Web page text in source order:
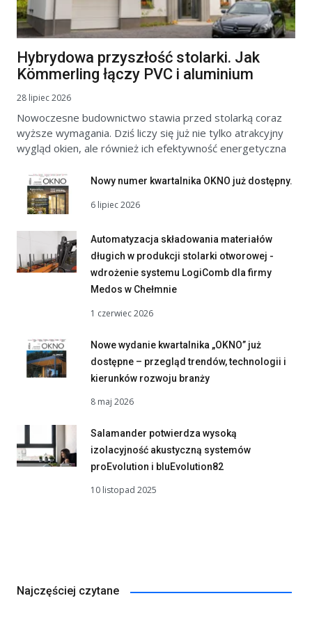
Hybrydowa przyszłość stolarki. Jak
Kömmerling łączy PVC i aluminium
28 lipiec 2026
Nowoczesne budownictwo stawia przed stolarką coraz
wyższe wymagania. Dziś liczy się już nie tylko atrakcyjny
wygląd okien, ale również ich efektywność energetyczna
Nowy numer kwartalnika OKNO już dostępny.
6 lipiec 2026
Automatyzacja składowania materiałów
długich w produkcji stolarki otworowej -
wdrożenie systemu LogiComb dla firmy
Medos w Chełmnie
1 czerwiec 2026
Nowe wydanie kwartalnika „OKNO” już
dostępne – przegląd trendów, technologii i
kierunków rozwoju branży
8 maj 2026
Salamander potwierdza wysoką
izolacyjność akustyczną systemów
proEvolution i bluEvolution82
10 listopad 2025
Najczęściej czytane